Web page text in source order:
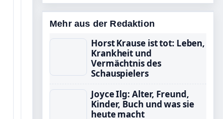
Mehr aus der Redaktion
Horst Krause ist tot: Leben,
Krankheit und
Vermächtnis des
Schauspielers
Joyce Ilg: Alter, Freund,
Kinder, Buch und was sie
heute macht